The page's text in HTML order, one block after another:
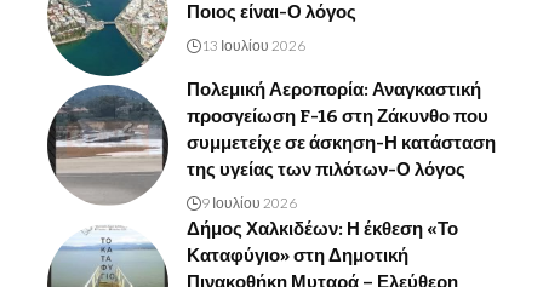
Ποιος είναι-Ο λόγος
13 Ιουλίου 2026
Πολεμική Αεροπορία: Αναγκαστική
προσγείωση F-16 στη Ζάκυνθο που
συμμετείχε σε άσκηση-Η κατάσταση
της υγείας των πιλότων-Ο λόγος
9 Ιουλίου 2026
Δήμος Χαλκιδέων: Η έκθεση «Το
Καταφύγιο» στη Δημοτική
Πινακοθήκη Μυταρά – Ελεύθερη